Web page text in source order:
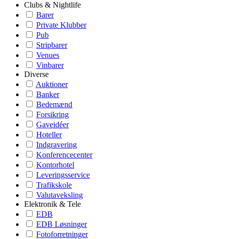
Clubs & Nightlife
Barer
Private Klubber
Pub
Stripbarer
Venues
Vinbarer
Diverse
Auktioner
Banker
Bedemænd
Forsikring
Gaveidéer
Hoteller
Indgravering
Konferencecenter
Kontorhotel
Leveringsservice
Trafikskole
Valutaveksling
Elektronik & Tele
EDB
EDB Løsninger
Fotoforretninger